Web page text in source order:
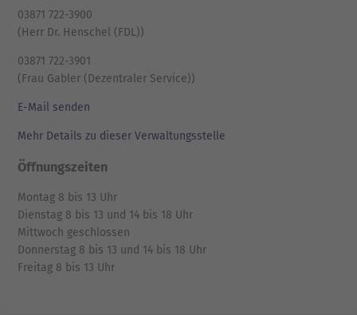
03871 722-3900
(Herr Dr. Henschel (FDL))
03871 722-3901
(Frau Gabler (Dezentraler Service))
E-Mail senden
Mehr Details zu dieser Verwaltungsstelle
Öffnungszeiten
Montag 8 bis 13 Uhr
Dienstag 8 bis 13 und 14 bis 18 Uhr
Mittwoch geschlossen
Donnerstag 8 bis 13 und 14 bis 18 Uhr
Freitag 8 bis 13 Uhr